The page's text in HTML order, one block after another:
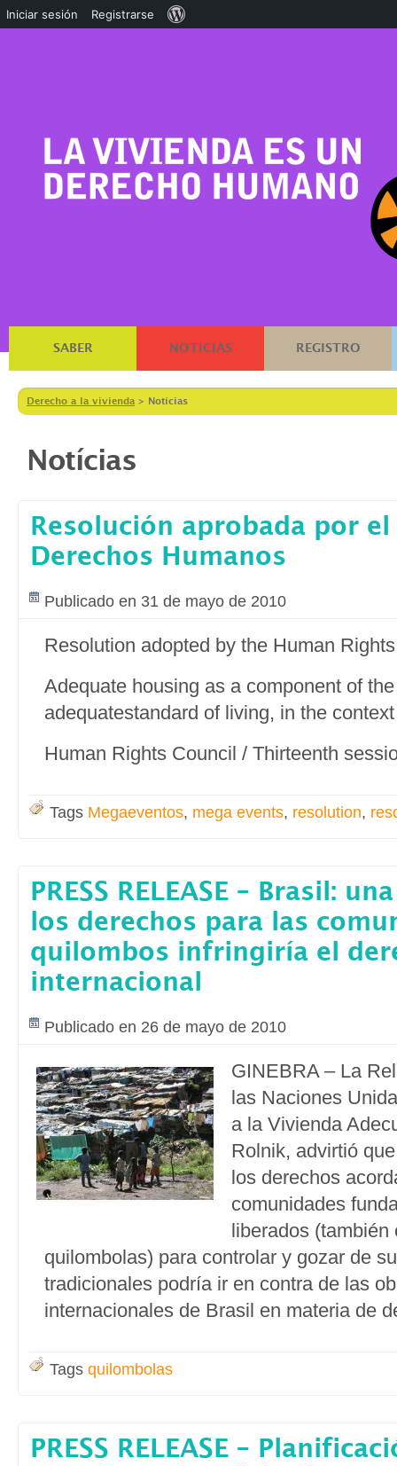
SABER NOTICIAS REGISTRO
Derecho a la vivienda > Notícias
Notícias
Resolución aprobada por
Derechos Humanos
Publicado en 31 de mayo de 2010
Resolution adopted by the Human
Adequate housing as a component of
adequatestandard of living, in the
Human Rights Council / Thirteenth
Tags Megaeventos, mega events, resolution,
PRESS RELEASE – Brasil:
los derechos para las
quilombos infringiría el
internacional
Publicado en 26 de mayo de 2010
GINEBRA – La
las Naciones
a la Vivienda
Rolnik, advirtió
los derechos
comunidades
liberados (también
quilombolas) para controlar y gozar de
tradicionales podría ir en contra de las
internacionales de Brasil en materia de
Tags quilombolas
PRESS RELEASE –
Iniciar sesión Registrarse